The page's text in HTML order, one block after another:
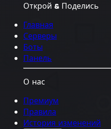
Открой & Поделись
Главная
Серверы
Боты
Панель
О нас
Премиум
Правила
История изменений